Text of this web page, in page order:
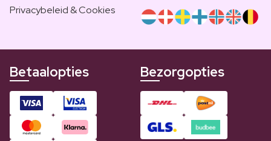
Privacybeleid & Cookies
Betaalopties Bezorgopties